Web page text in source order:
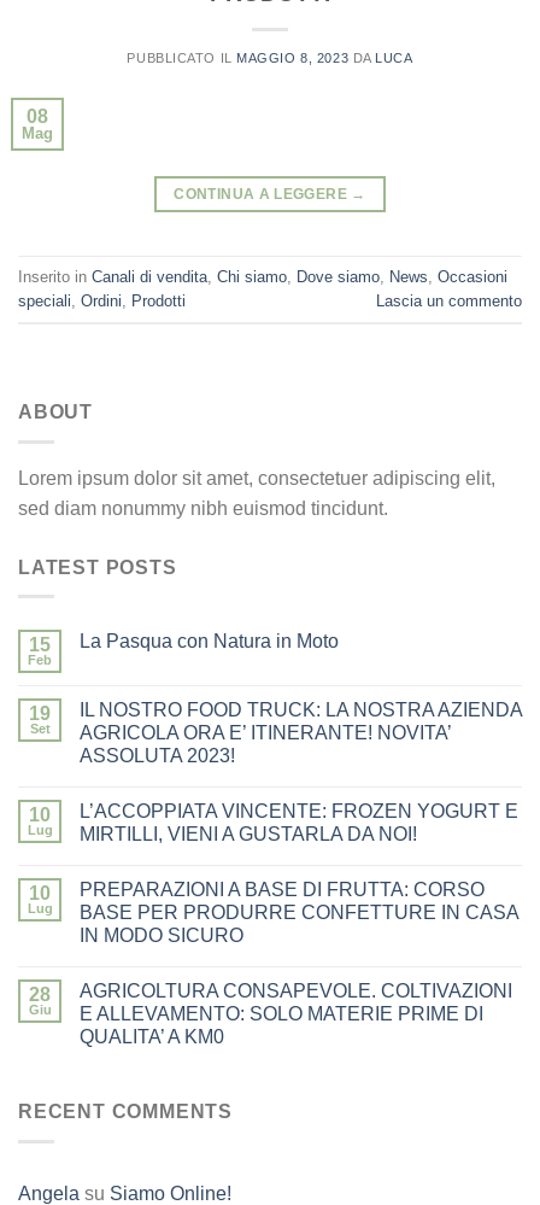
PUBBLICATO IL MAGGIO 8, 2023 DA LUCA
08
Mag
CONTINUA A LEGGERE →
Inserito in Canali di vendita Chi siamo Dove siamo News Occasioni
speciali Ordini Prodotti Lascia un commento
ABOUT
Lorem ipsum dolor sit amet, consectetuer adipiscing elit,
sed diam nonummy nibh euismod tincidunt.
LATEST POSTS
15
Feb
La Pasqua con Natura in Moto
19
Set
IL NOSTRO FOOD TRUCK: LA NOSTRA AZIENDA
AGRICOLA ORA E’ ITINERANTE! NOVITA’
ASSOLUTA 2023!
10
Lug
L’ACCOPPIATA VINCENTE: FROZEN YOGURT E
MIRTILLI, VIENI A GUSTARLA DA NOI!
10
Lug
PREPARAZIONI A BASE DI FRUTTA: CORSO
BASE PER PRODURRE CONFETTURE IN CASA
IN MODO SICURO
28
Giu
AGRICOLTURA CONSAPEVOLE. COLTIVAZIONI
E ALLEVAMENTO: SOLO MATERIE PRIME DI
QUALITA’ A KM0
RECENT COMMENTS
Angela su Siamo Online!